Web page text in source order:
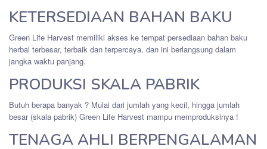
KETERSEDIAAN BAHAN BAKU
Green Life Harvest memiliki akses ke tempat persediaan bahan baku
herbal terbesar, terbaik dan terpercaya, dan ini berlangsung dalam
jangka waktu panjang.
PRODUKSI SKALA PABRIK
Butuh berapa banyak ? Mulai dari jumlah yang kecil, hingga jumlah
besar (skala pabrik) Green Life Harvest mampu memproduksinya !
TENAGA AHLI BERPENGALAMAN